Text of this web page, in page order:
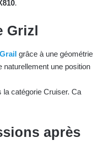
.
Grizl
Grail grâce à une géométrie
naturellement une position
la catégorie Cruiser. Ca
après